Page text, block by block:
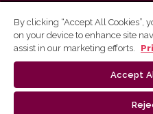
Vilnius University Press
By clicking “Accept All Cookies”,
on your device to enhance site
assist in our marketing efforts.
Accept